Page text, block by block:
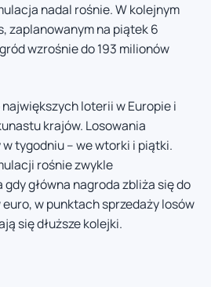
nadal rośnie. W kolejnym
zaplanowanym na piątek 6
wzrośnie do 193 milionów
loterii w Europie i
krajów. Losowania
tygodniu – we wtorki i piątki.
rośnie zwykle
główna nagroda zbliża się do
w punktach sprzedaży losów
się dłuższe kolejki.